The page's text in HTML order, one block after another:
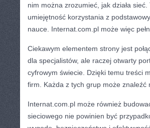
nim można zrozumieć, jak działa
umiejętność korzystania z
nauce. Internat.com.pl może więc
Ciekawym elementem strony jest
dla specjalistów, ale raczej otwarty
cyfrowym świecie. Dzięki temu treści
firm. Każda z tych grup może
Internat.com.pl może również
sieciowego nie powinien być